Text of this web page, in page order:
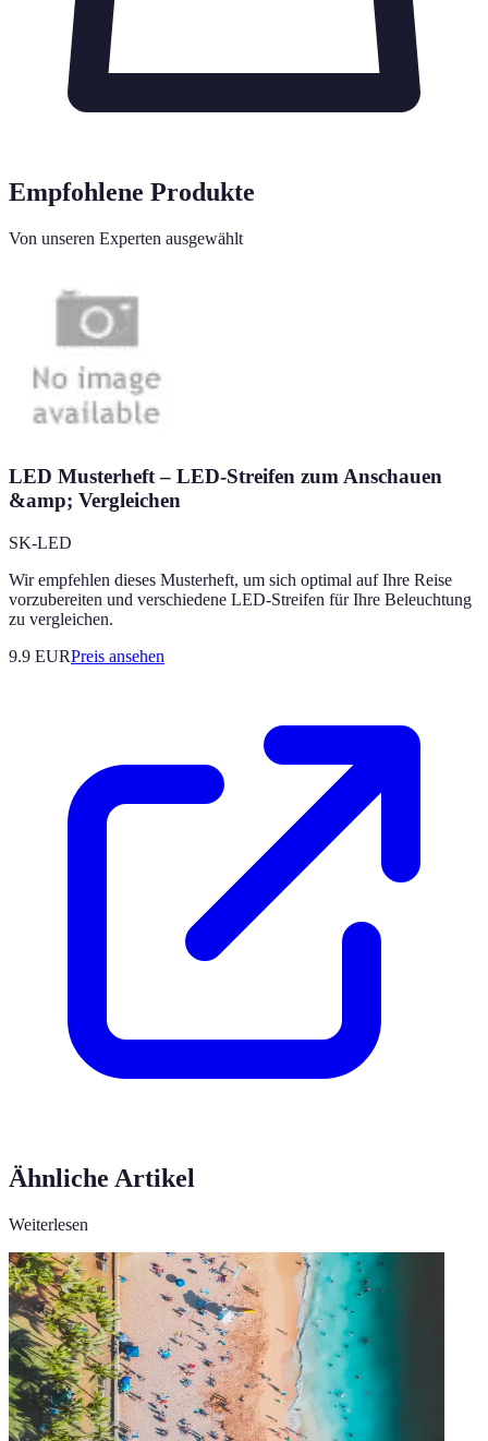
Empfohlene Produkte
Von unseren Experten ausgewählt
LED Musterheft – LED-Streifen zum Anschauen
&amp; Vergleichen
SK-LED
Wir empfehlen dieses Musterheft, um sich optimal auf Ihre Reise
vorzubereiten und verschiedene LED-Streifen für Ihre Beleuchtung
zu vergleichen.
9.9 EURPreis ansehen
Ähnliche Artikel
Weiterlesen